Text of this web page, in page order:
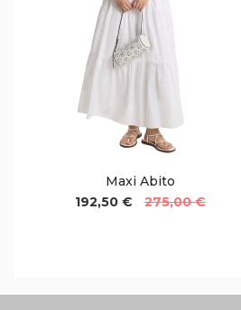
Maxi Abito
192,50 €
275,00 €